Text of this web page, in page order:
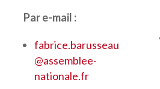
Par e-mail :
fabrice.barusseau
@assemblee-
nationale.fr